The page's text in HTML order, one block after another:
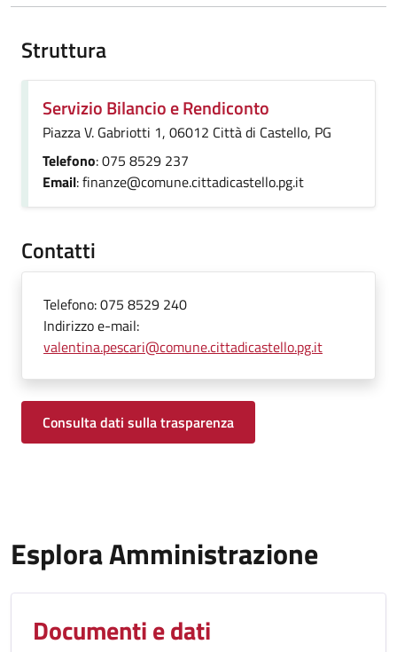
Struttura
Servizio Bilancio e Rendiconto
Piazza V. Gabriotti 1, 06012 Città di Castello, PG
Telefono: 075 8529 237
Email: finanze@comune.cittadicastello.pg.it
Contatti
Telefono:075 8529 240
Indirizzo e-mail:
valentina.pescari@comune.cittadicastello.pg.it
Consulta dati sulla trasparenza
Esplora Amministrazione
Documenti e dati